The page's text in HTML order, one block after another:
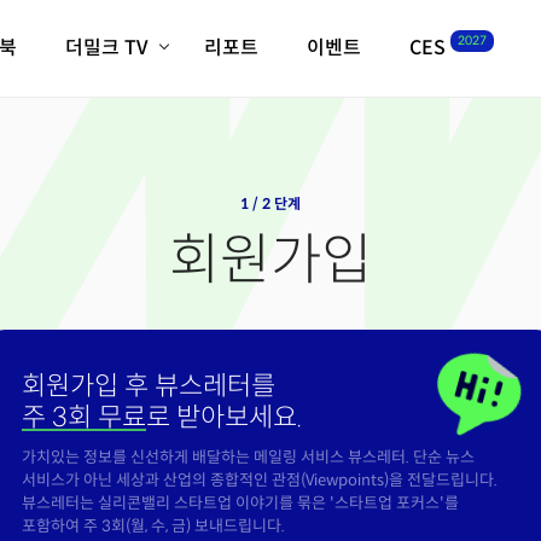
더밀크 TV
크리스의 뉴욕 시그널
밸리토크
리포트 이벤트 CES 2027
1 / 2 단계
회원가입
회원가입 후 뷰스레터를
주 3회 무료로 받아보세요.
가치있는 정보를 신선하게 배달하는 메일링 서비스 뷰스레터. 단순 뉴스
서비스가 아닌 세상과 산업의 종합적인 관점(Viewpoints)을 전달드립니다.
뷰스레터는 실리콘밸리 스타트업 이야기를 묶은 '스타트업 포커스'를
포함하여 주 3회(월, 수, 금) 보내드립니다.